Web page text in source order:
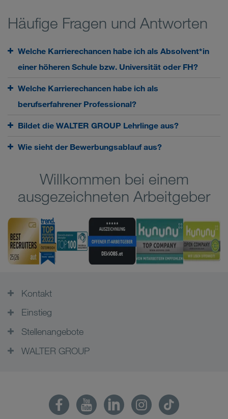
Häufige Fragen und Antworten
Welche Karrierechancen habe ich als Absolvent*in
einer höheren Schule bzw. Universität oder FH?
Welche Karrierechancen habe ich als
berufserfahrener Professional?
Bildet die WALTER GROUP Lehrlinge aus?
Wie sieht der Bewerbungsablauf aus?
Willkommen bei einem
ausgezeichneten Arbeitgeber
Kontakt
Einstieg
Stellenangebote
WALTER GROUP